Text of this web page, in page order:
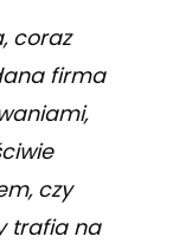
coraz
firma
czy
trafia na